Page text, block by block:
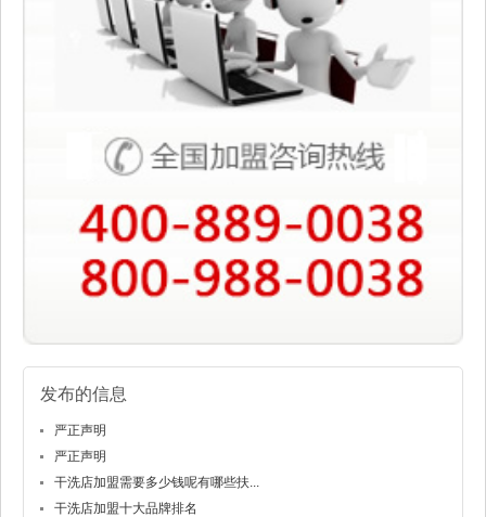
发布的信息
严正声明
严正声明
干洗店加盟需要多少钱呢有哪些扶...
干洗店加盟十大品牌排名